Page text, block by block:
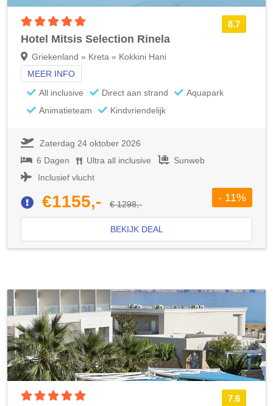
8.7
Hotel Mitsis Selection Rinela
Griekenland » Kreta » Kokkini Hani
MEER INFO
All inclusive
Direct aan strand
Aquapark
Animatieteam
Kindvriendelijk
Zaterdag 24 oktober 2026
6 Dagen
Ultra all inclusive
Sunweb
Inclusief vlucht
€1155,- € 1298,-
- 11%
BEKIJK DEAL
7.6